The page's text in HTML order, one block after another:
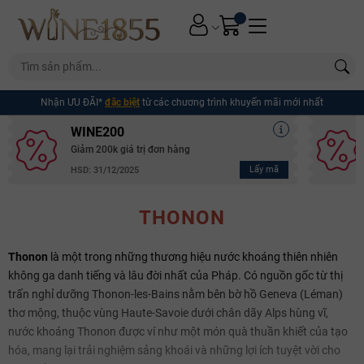
Nhận ƯU ĐÃI* đặc biệt từ các chương trình khuyến mãi mới nhất
WINE200
Giảm 200k giá trị đơn hàng
HSD: 31/12/2025 Lấy mã
THONON
Thonon là một trong những thương hiệu nước khoáng thiên nhiên
không ga danh tiếng và lâu đời nhất của Pháp. Có nguồn gốc từ thị
trấn nghỉ dưỡng Thonon-les-Bains nằm bên bờ hồ Geneva (Léman)
thơ mộng, thuộc vùng Haute-Savoie dưới chân dãy Alps hùng vĩ,
nước khoáng Thonon được ví như một món quà thuần khiết của tạo
hóa, mang lại trải nghiệm sảng khoái và những lợi ích tuyệt vời cho